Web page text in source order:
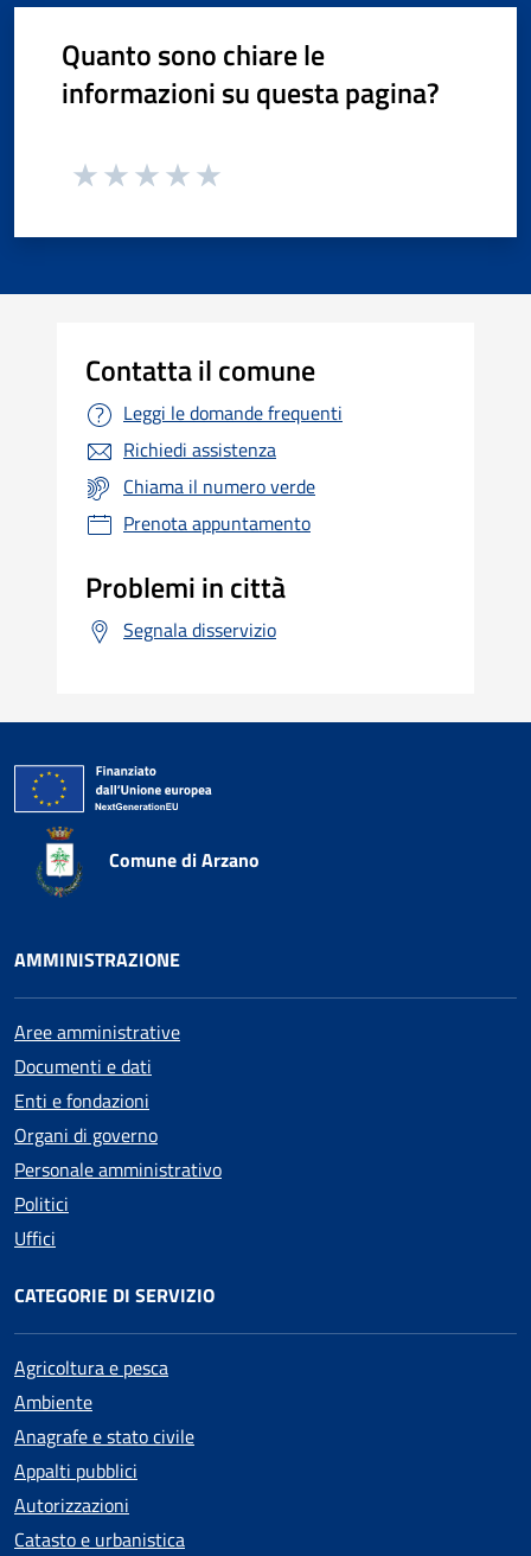
Quanto sono chiare le
informazioni su questa pagina?
Contatta il comune
Leggi le domande frequenti
Richiedi assistenza
Chiama il numero verde
Prenota appuntamento
Problemi in città
Segnala disservizio
Comune di Arzano
AMMINISTRAZIONE
Aree amministrative
Documenti e dati
Enti e fondazioni
Organi di governo
Personale amministrativo
Politici
Uffici
CATEGORIE DI SERVIZIO
Agricoltura e pesca
Ambiente
Anagrafe e stato civile
Appalti pubblici
Autorizzazioni
Catasto e urbanistica